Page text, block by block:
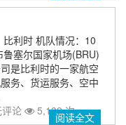
利时 机队情况：10
塞尔国家机场(BRU)
是比利时的一家航空
务、货运服务、空中
论 5,189 次阅读全文